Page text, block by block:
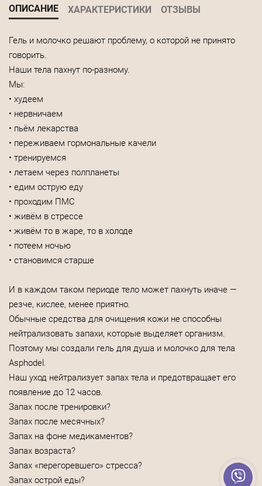
ОПИСАНИЕ ХАРАКТЕРИСТИКИ ОТЗЫВЫ
Гель и молочко решают проблему, о которой не принято
говорить.
Наши тела пахнут по-разному.
Мы:
• худеем
• нервничаем
• пьём лекарства
• переживаем гормональные качели
• тренируемся
• летаем через полпланеты
• едим острую еду
• проходим ПМС
• живём в стрессе
• живём то в жаре, то в холоде
• потеем ночью
• становимся старше
И в каждом таком периоде тело может пахнуть иначе —
резче, кислее, менее приятно.
Обычные средства для очищения кожи не способны
нейтрализовать запахи, которые выделяет организм.
Поэтому мы создали гель для душа и молочко для тела
Asphodel.
Наш уход нейтрализует запах тела и предотвращает его
появление до 12 часов.
Запах после тренировки?
Запах после месячных?
Запах на фоне медикаментов?
Запах возраста?
Запах «перегоревшего» стресса?
Запах острой еды?